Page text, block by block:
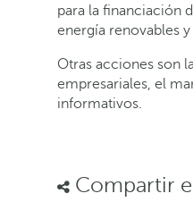
para la financiación
energía renovables
Otras acciones son
empresariales, el
informativos.
Compartir